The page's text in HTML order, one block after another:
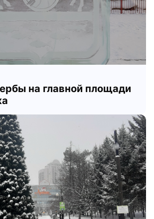
на главной площади